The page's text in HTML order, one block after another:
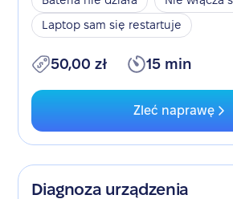
Laptop sam się restartuje
50,00 zł 15 min
Zleć naprawę
Diagnoza urządzenia